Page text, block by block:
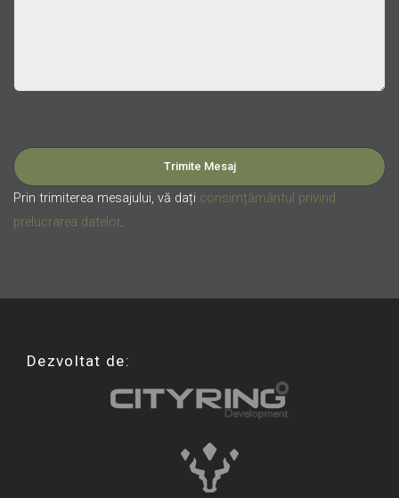
Prin trimiterea mesajului, vă dați consimțământul privind
prelucrarea datelor.
Dezvoltat de: